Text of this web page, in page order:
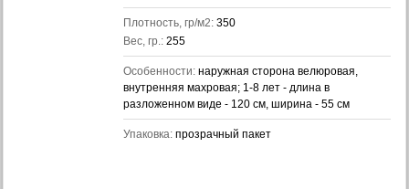
Плотность, гр/м2: 350
Вес, гр.: 255
Особенности: наружная сторона велюровая,
внутренняя махровая; 1-8 лет - длина в
разложенном виде - 120 см, ширина - 55 см
Упаковка: прозрачный пакет